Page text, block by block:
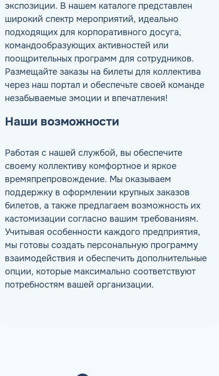
экспозиции. В нашем каталоге представлен
широкий спектр мероприятий, идеально
подходящих для корпоративного досуга,
командообразующих активностей или
поощрительных программ для сотрудников.
Размещайте заказы на билеты для коллектива
через наш портал и обеспечьте своей команде
незабываемые эмоции и впечатления!
Наши возможности
Работая с нашей службой, вы обеспечите
своему коллективу комфортное и яркое
времяпрепровождение. Мы оказываем
поддержку в оформлении крупных заказов
билетов, а также предлагаем возможность их
кастомизации согласно вашим требованиям.
Учитывая особенности каждого предприятия,
мы готовы создать персональную программу
взаимодействия и обеспечить дополнительные
опции, которые максимально соответствуют
потребностям вашей организации.